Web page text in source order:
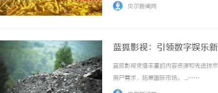
贝尔新闻网
蓝狐影视：引领数字娱乐
蓝狐影视凭借丰富的内容资源和先进技
用户需求，拓展国际市场。 ...……